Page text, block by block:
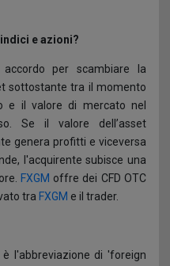
e azioni?
per scambiare la
sottostante tra il momento
e il valore di mercato nel
Se il valore dell’asset
genera profitti e viceversa
l'acquirente subisce una
FXGM offre dei CFD OTC
tra FXGM e il trader.
l'abbreviazione di 'foreign